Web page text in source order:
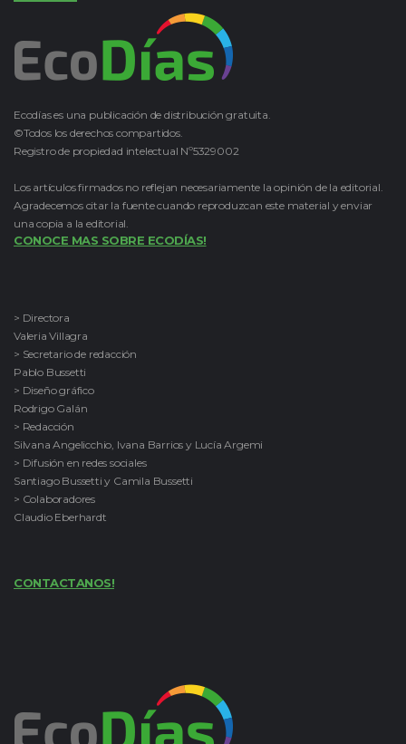
Ecodías es una publicación de distribución gratuita.
©Todos los derechos compartidos.
Registro de propiedad intelectual Nº5329002
Los artículos firmados no reflejan necesariamente la opinión de la editorial.
Agradecemos citar la fuente cuando reproduzcan este material y enviar
una copia a la editorial.
CONOCE MAS SOBRE ECODÍAS!
> Directora
Valeria Villagra
> Secretario de redacción
Pablo Bussetti
> Diseño gráfico
Rodrigo Galán
> Redacción
Silvana Angelicchio, Ivana Barrios y Lucía Argemi
> Difusión en redes sociales
Santiago Bussetti y Camila Bussetti
> Colaboradores
Claudio Eberhardt
CONTACTANOS!